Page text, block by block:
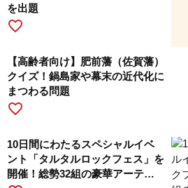
を出題
favorite_border
【高齢者向け】肥前藩（佐賀藩）
クイズ！鍋島家や幕末の近代化に
まつわる問題
favorite_border
10日間にわたるスペシャルイベ
ント「タルタルロックフェス」を
開催！総勢32組の豪華アーティ